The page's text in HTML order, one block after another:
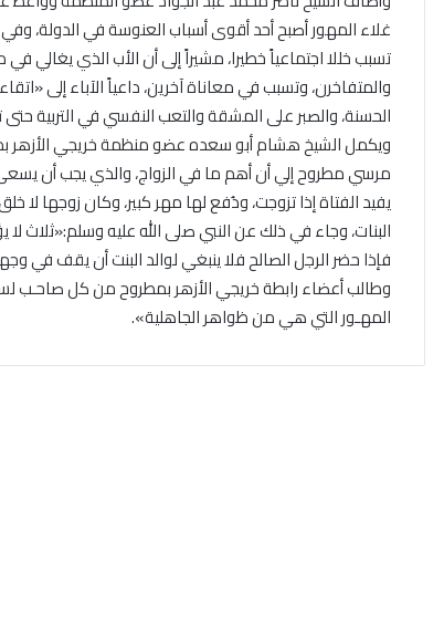
غلاء المهور أصبح أحد أقوى أسباب العنوسة في الدولة،
تسبب خللا اجتماعياً خطيرا، مشيراً إلى أن الأب الذي يغالي
والمتفاخرن، وتسبب في معاناة آخرين، داعياً الآباء إلى
الحسنة، والصبر على المشقة والتعب النفسي في التربية
ويكمل الشيخ هشام أبو سعده عضو منظمة خريجي الأزهر
مرسي مطروح إلي أن أهم ما في الزواج، والذي يجب أن
يفيد الفتاة إذا تزوجت، ودُفع لها مهر كبير، وكان زوجها لا
البنات، وجاء في ذلك عن النبي صلى الله عليه وسلم:«ثلاث
فإذا حضر الرجل الصالح فلا ينبغي لوالد البنت أن يقف في
وطالب أعضاء رابطة خريجي الأزهر بمطروح من كل صاحـب
المهـور التي هي من ظواهر الجاهلية».